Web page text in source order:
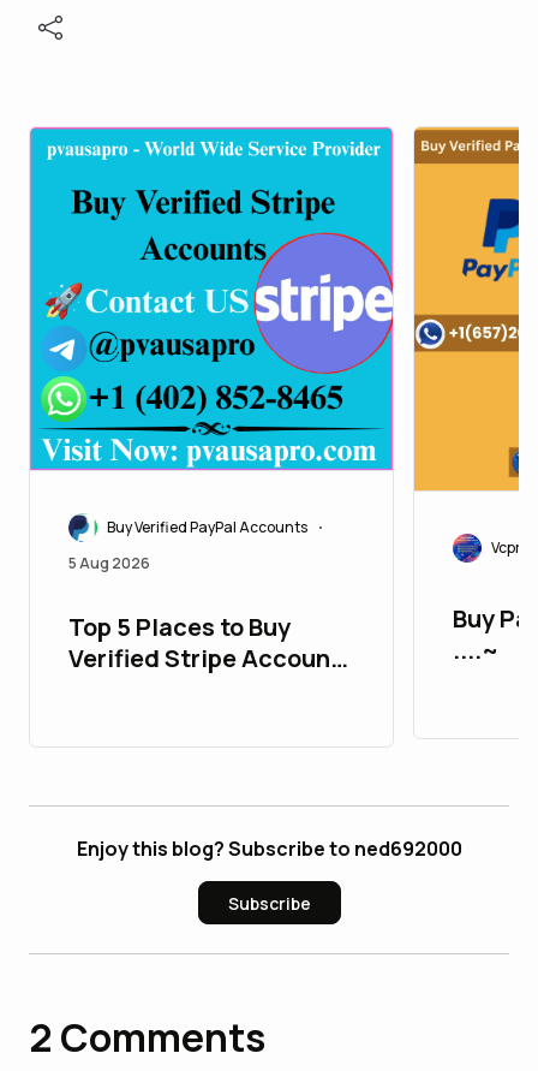
Buy Verified PayPal Accounts •
5 Aug 2026
Top 5 Places to Buy
Verified Stripe Accounts
Buy
....~
Enjoy this blog? Subscribe to ned692000
Subscribe
2 Comments